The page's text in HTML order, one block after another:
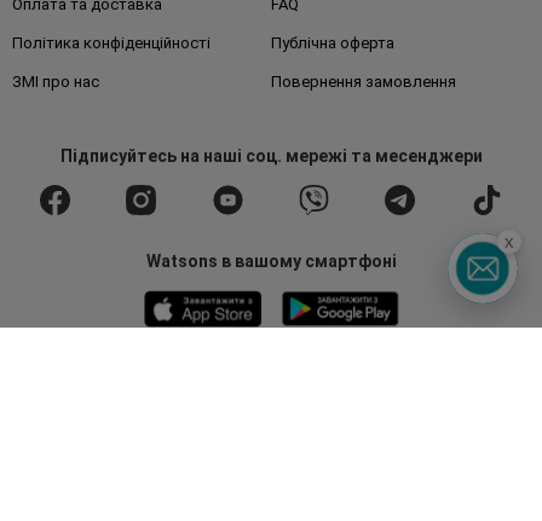
Оплата та доставка FAQ
Політика конфіденційності Публічна оферта
ЗМІ про нас Повернення замовлення
Підписуйтесьна наші соц. мережі та месенджери
Watsons в вашому смартфоні
x